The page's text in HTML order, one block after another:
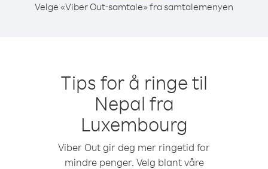
Velge «Viber Out-samtale» fra samtalemenyen
Tips for å ringe til
Nepal fra
Luxembourg
Viber Out gir deg mer ringetid for
mindre penger. Velg blant våre